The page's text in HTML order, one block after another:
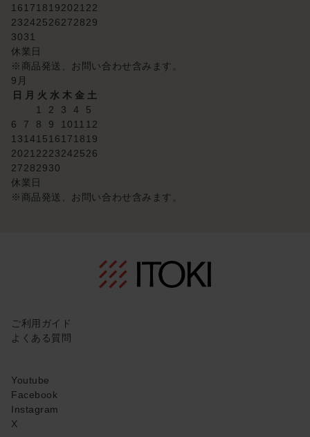
16 17 18 192021 22
23242526272829
3031
休業日
※商品発送、お問い合わせ含みます。
9 月
日
月 火 水 木 金 土
1
2 3 4
5
6
7 8 9 10 11 12
13 14 15 16 17 18 19
2021 2223242526
27282930
休業日
※商品発送、お問い合わせ含みます。
ご利用ガイド
よくある質問
Youtube
Facebook
Instagram
X